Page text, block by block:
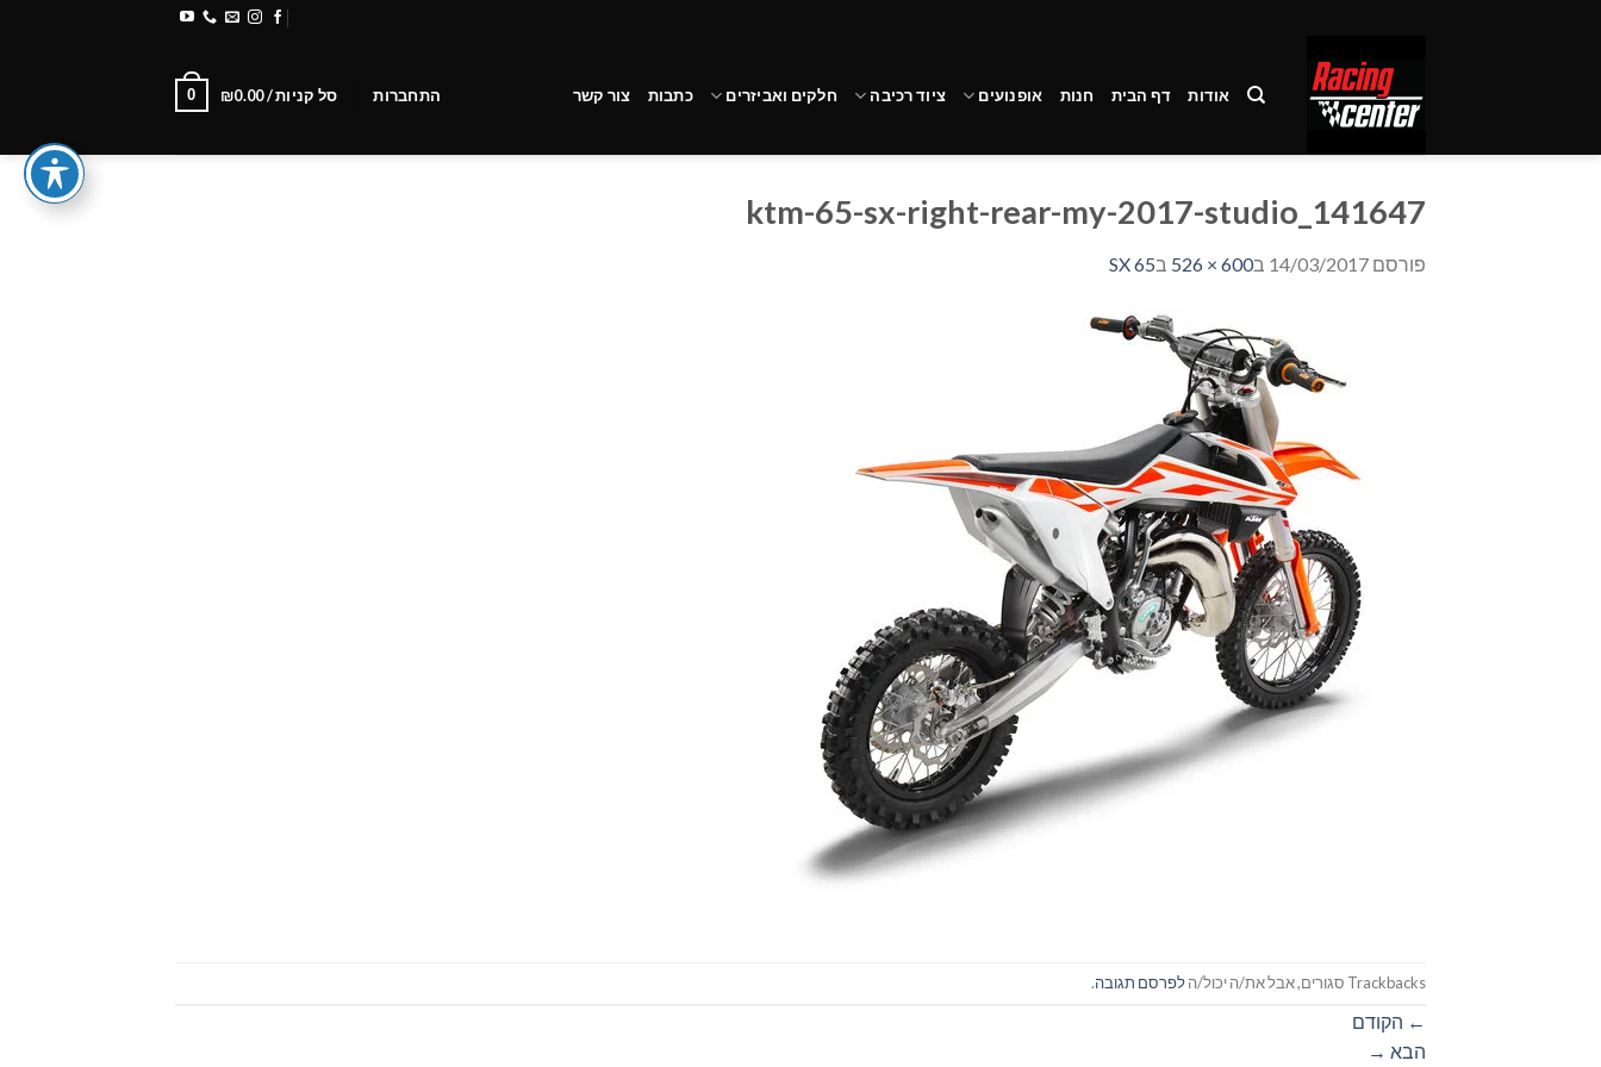
אודות דף הבית חנות אופנועים ציוד רכיבה חלקים ואביזרים כתבות צור קשר התחברות סל קניות / ₪0.00
0
141647_ktm-65-sx-right-rear-my-2017-studio
פורסם 14/03/2017 ב600 × 526 בSX 65
Trackbacks סגורים, אבל את/ה יכול/ה לפרסם תגובה.
← הקודם
הבא →